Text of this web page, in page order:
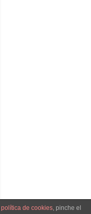
política de cookies, pinche el